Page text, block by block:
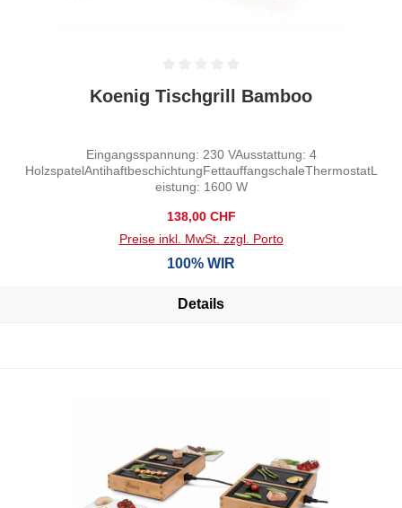
Durchschnittliche Bewertung von 0 von 5 Sternen
Koenig Tischgrill Bamboo
Eingangsspannung: 230 VAusstattung: 4
HolzspatelAntihaftbeschichtungFettauffangschaleThermostatL
eistung: 1600 W
Regulärer Preis:
138,00 CHF
Preise inkl. MwSt. zzgl. Porto
100% WIR
Details